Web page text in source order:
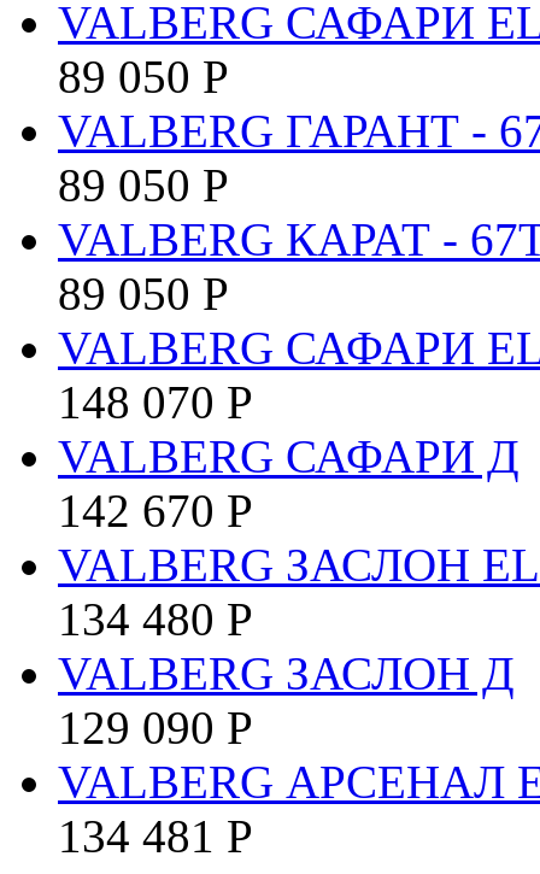
VALBERG САФАРИ
89 050 Р
VALBERG ГАРАНТ -
89 050 Р
VALBERG КАРАТ -
89 050 Р
VALBERG САФАРИ
148 070 Р
VALBERG САФАРИ Д
142 670 Р
VALBERG ЗАСЛОН
134 480 Р
VALBERG ЗАСЛОН Д
129 090 Р
VALBERG АРСЕНАЛ
134 481 Р